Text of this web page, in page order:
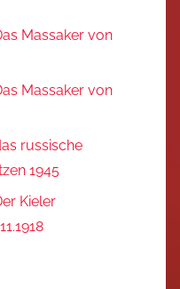
Massaker von
Massaker von
russische
1945
Kieler